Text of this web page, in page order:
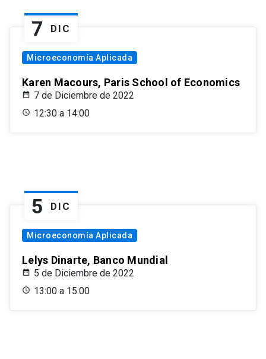
7 DIC
Microeconomía Aplicada
Karen Macours, Paris School of Economics
7 de Diciembre de 2022
12:30 a 14:00
5 DIC
Microeconomía Aplicada
Lelys Dinarte, Banco Mundial
5 de Diciembre de 2022
13:00 a 15:00